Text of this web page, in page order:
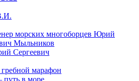
морских многоборцев Юрий
Мыльников
Сергеевич
марафон